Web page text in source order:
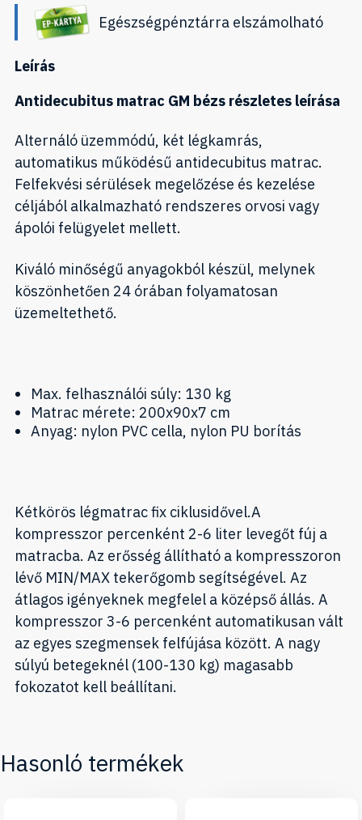
Egészségpénztárra elszámolható
Leírás
Antidecubitus matrac GM bézs részletes leírása
Alternáló üzemmódú, két légkamrás,
automatikus működésű antidecubitus matrac.
Felfekvési sérülések megelőzése és kezelése
céljából alkalmazható rendszeres orvosi vagy
ápolói felügyelet mellett.
Kiváló minőségű anyagokból készül, melynek
köszönhetően 24 órában folyamatosan
üzemeltethető.
Max. felhasználói súly: 130 kg
Matrac mérete: 200x90x7 cm
Anyag: nylon PVC cella, nylon PU borítás
Kétkörös légmatrac fix ciklusidővel.A
kompresszor percenként 2-6 liter levegőt fúj a
matracba. Az erősség állítható a kompresszoron
lévő MIN/MAX tekerőgomb segítségével. Az
átlagos igényeknek megfelel a középső állás. A
kompresszor 3-6 percenként automatikusan vált
az egyes szegmensek felfújása között. A nagy
súlyú betegeknél (100-130 kg) magasabb
fokozatot kell beállítani.
Hasonló termékek